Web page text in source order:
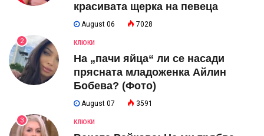
красивата щерка на певеца
August 06 7028
2 КЛЮКИ
На „пачи яйца“ ли се насади
прясната младоженка Айлин
Бобева? (Фото)
August 07 3591
3 КЛЮКИ